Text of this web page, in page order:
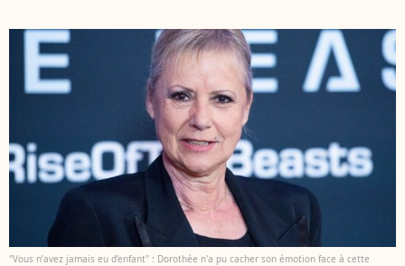
"Vous n’avez jamais eu d’enfant" : Dorothée n'a pu cacher son émotion face à cette